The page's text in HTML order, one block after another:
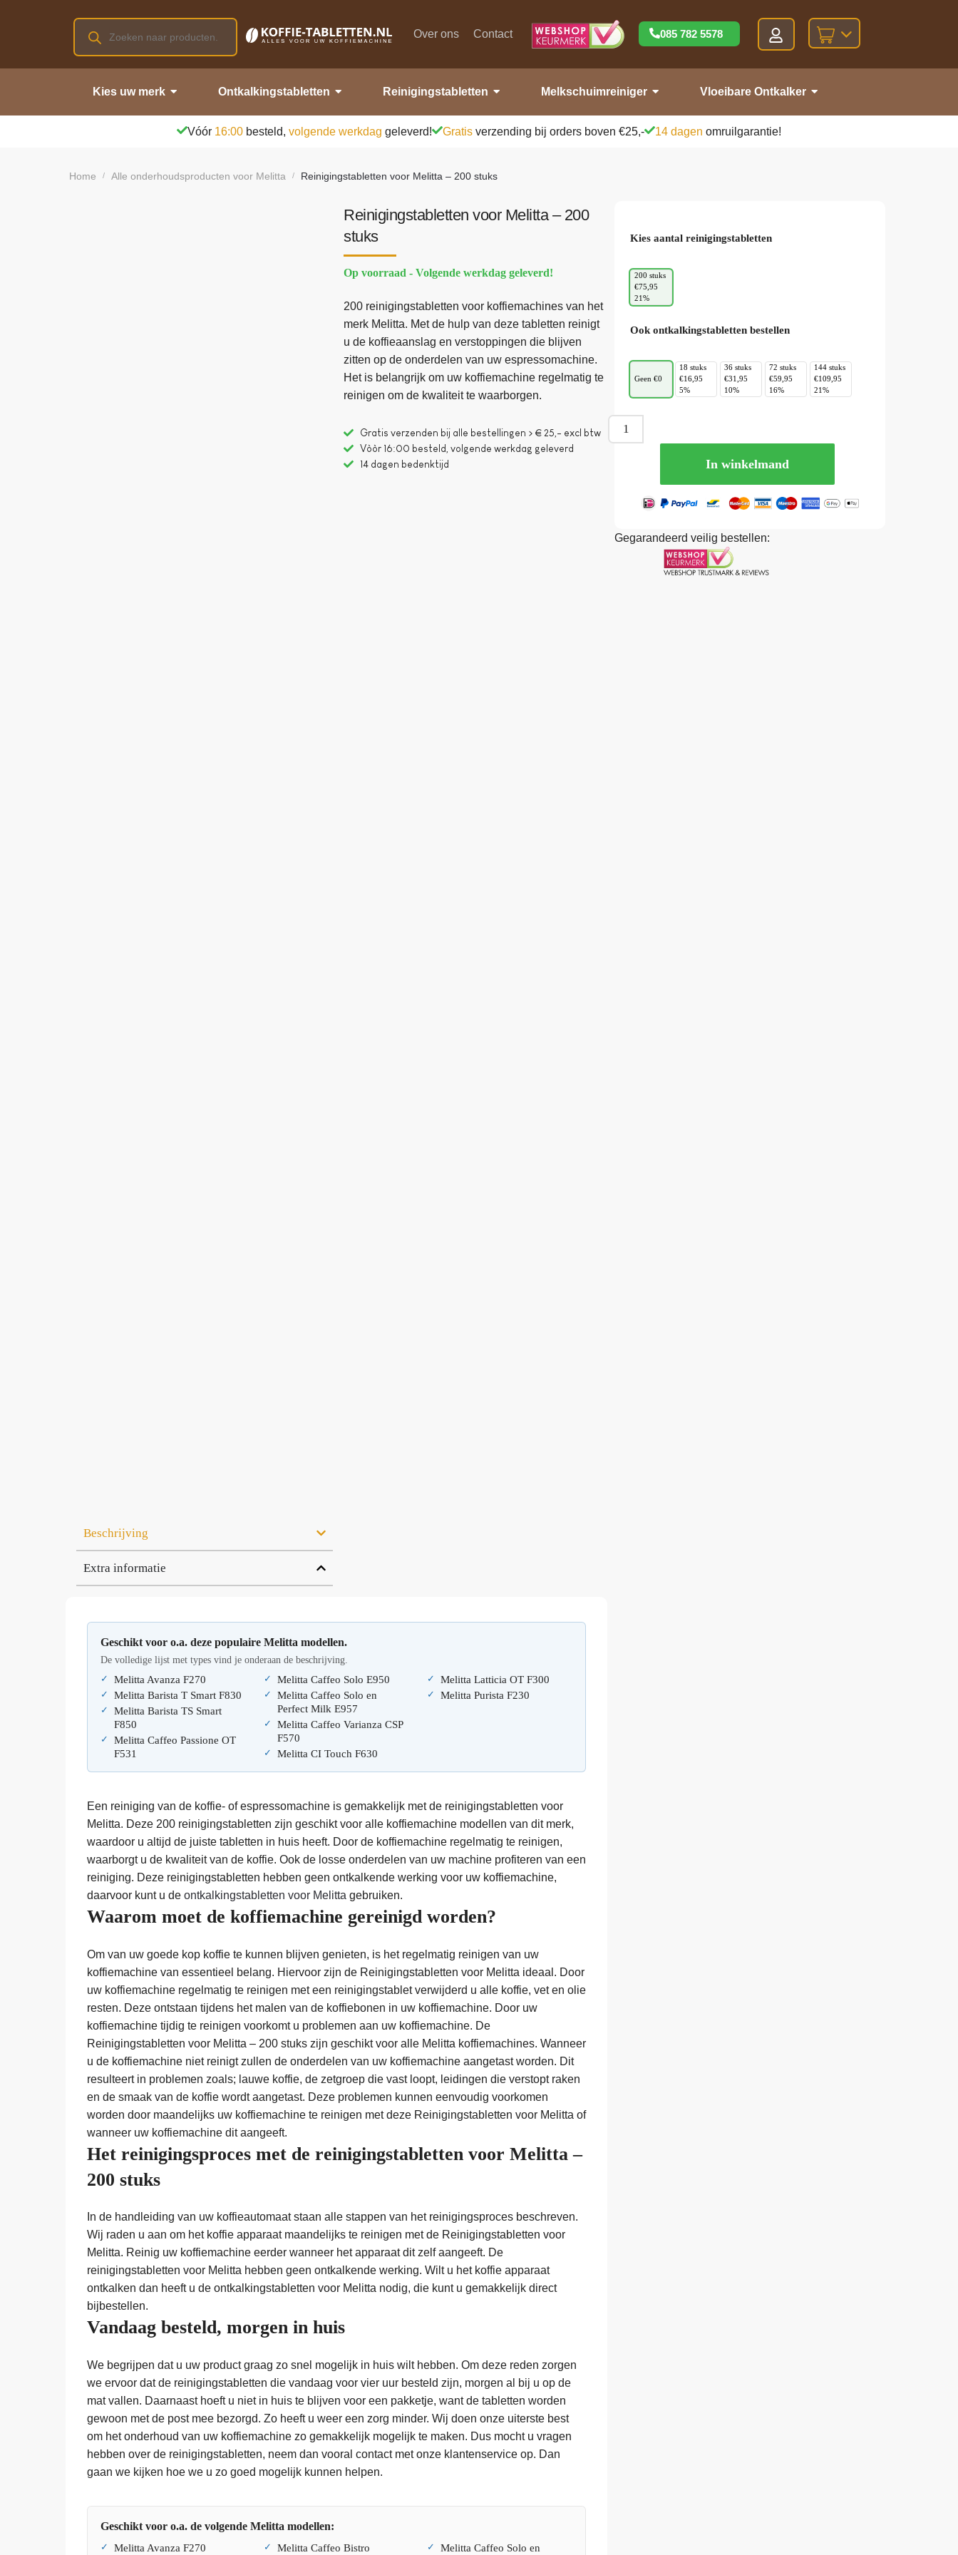
Over ons Contact 085 782 5578
Kies uw merk Ontkalkingstabletten Reinigingstabletten Melkschuimreiniger Vloeibare Ontkalker
Vóór 16:00 besteld, volgende werkdag geleverd! Gratis verzending bij orders boven €25,- 14 dagen omruilgarantie!
Home / Alle onderhoudsproducten voor Melitta / Reinigingstabletten voor Melitta – 200 stuks
Beschrijving
Extra informatie
Reinigingstabletten voor Melitta – 200
stuks
Op voorraad - Volgende werkdag geleverd!
200 reinigingstabletten voor koffiemachines van het
merk Melitta. Met de hulp van deze tabletten reinigt
u de koffieaanslag en verstoppingen die blijven
zitten op de onderdelen van uw espressomachine.
Het is belangrijk om uw koffiemachine regelmatig te
reinigen om de kwaliteit te waarborgen.
Gratis verzenden bij alle bestellingen > € 25,- excl btw
Vòòr 16:00 besteld, volgende werkdag geleverd
14 dagen bedenktijd
Geschikt voor o.a. deze populaire Melitta modellen.
De volledige lijst met types vind je onderaan de beschrijving.
Melitta Avanza F270
Melitta Barista T Smart F830
Melitta Barista TS Smart
F850
Melitta Caffeo Passione OT
F531
Melitta Caffeo Solo E950
Melitta Caffeo Solo en
Perfect Milk E957
Melitta Caffeo Varianza CSP
F570
Melitta CI Touch F630
Melitta Latticia OT F300
Melitta Purista F230
Een reiniging van de koffie- of espressomachine is gemakkelijk met de reinigingstabletten voor
Melitta. Deze 200 reinigingstabletten zijn geschikt voor alle koffiemachine modellen van dit merk,
waardoor u altijd de juiste tabletten in huis heeft. Door de koffiemachine regelmatig te reinigen,
waarborgt u de kwaliteit van de koffie. Ook de losse onderdelen van uw machine profiteren van een
reiniging. Deze reinigingstabletten hebben geen ontkalkende werking voor uw koffiemachine,
daarvoor kunt u de ontkalkingstabletten voor Melitta gebruiken.
Waarom moet de koffiemachine gereinigd worden?
Om van uw goede kop koffie te kunnen blijven genieten, is het regelmatig reinigen van uw
koffiemachine van essentieel belang. Hiervoor zijn de Reinigingstabletten voor Melitta ideaal. Door
uw koffiemachine regelmatig te reinigen met een reinigingstablet verwijderd u alle koffie, vet en olie
resten. Deze ontstaan tijdens het malen van de koffiebonen in uw koffiemachine. Door uw
koffiemachine tijdig te reinigen voorkomt u problemen aan uw koffiemachine. De
Reinigingstabletten voor Melitta – 200 stuks zijn geschikt voor alle Melitta koffiemachines. Wanneer
u de koffiemachine niet reinigt zullen de onderdelen van uw koffiemachine aangetast worden. Dit
resulteert in problemen zoals; lauwe koffie, de zetgroep die vast loopt, leidingen die verstopt raken
en de smaak van de koffie wordt aangetast. Deze problemen kunnen eenvoudig voorkomen
worden door maandelijks uw koffiemachine te reinigen met deze Reinigingstabletten voor Melitta of
wanneer uw koffiemachine dit aangeeft.
Het reinigingsproces met de reinigingstabletten voor Melitta –
200 stuks
In de handleiding van uw koffieautomaat staan alle stappen van het reinigingsproces beschreven.
Wij raden u aan om het koffie apparaat maandelijks te reinigen met de Reinigingstabletten voor
Melitta. Reinig uw koffiemachine eerder wanneer het apparaat dit zelf aangeeft. De
reinigingstabletten voor Melitta hebben geen ontkalkende werking. Wilt u het koffie apparaat
ontkalken dan heeft u de ontkalkingstabletten voor Melitta nodig, die kunt u gemakkelijk direct
bijbestellen.
Vandaag besteld, morgen in huis
We begrijpen dat u uw product graag zo snel mogelijk in huis wilt hebben. Om deze reden zorgen
we ervoor dat de reinigingstabletten die vandaag voor vier uur besteld zijn, morgen al bij u op de
mat vallen. Daarnaast hoeft u niet in huis te blijven voor een pakketje, want de tabletten worden
gewoon met de post mee bezorgd. Zo heeft u weer een zorg minder. Wij doen onze uiterste best
om het onderhoud van uw koffiemachine zo gemakkelijk mogelijk te maken. Dus mocht u vragen
hebben over de reinigingstabletten, neem dan vooral contact met onze klantenservice op. Dan
gaan we kijken hoe we u zo goed mogelijk kunnen helpen.
Geschikt voor o.a. de volgende Melitta modellen:
Melitta Avanza F270 Melitta Caffeo Bistro Melitta Caffeo Solo en
Kies aantal reinigingstabletten
200 stuks
€75,95
21%
Ook ontkalkingstabletten bestellen
Geen €0
18 stuks
€16,95
5%
36 stuks
€31,95
10%
72 stuks
€59,95
16%
144 stuks
€109,95
21%
In winkelmand
Gegarandeerd veilig bestellen: